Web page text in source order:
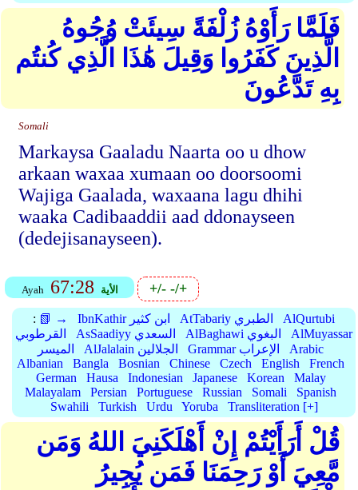
فَلَمَّا رَأَوْهُ زُلْفَةً سِيئَتْ وُجُوهُ
الَّذِينَ كَفَرُوا وَقِيلَ هَٰذَا الَّذِي كُنتُم
بِهِ تَدَّعُونَ
Somali
Markaysa Gaaladu Naarta oo u dhow
arkaan waxaa xumaan oo doorsoomi
Wajiga Gaalada, waxaana lagu dhihi
waaka Cadibaaddii aad ddonayseen
(dedejisanayseen).
Ayah 67:28 الأية +/--/+
: 📗 → IbnKathir ابن كثير AtTabariy الطبري
AlQurtubi
القرطوبي
AsSaadiyy السعدي AlBaghawi البغوي
AlMuyassar
الميسر
AlJalalain الجلالين Grammar الإعراب
Arabic
Albanian
Bangla Bosnian Chinese Czech English
French
German
Hausa Indonesian Japanese Korean
Malay
Malayalam
Persian Portuguese Russian Somali
Spanish
Swahili
Turkish Urdu Yoruba Transliteration [+]
قُلْ أَرَأَيْتُمْ إِنْ أَهْلَكَنِيَ اللهُ وَمَن
مَّعِيَ أَوْ رَحِمَنَا فَمَن يُجِيرُ